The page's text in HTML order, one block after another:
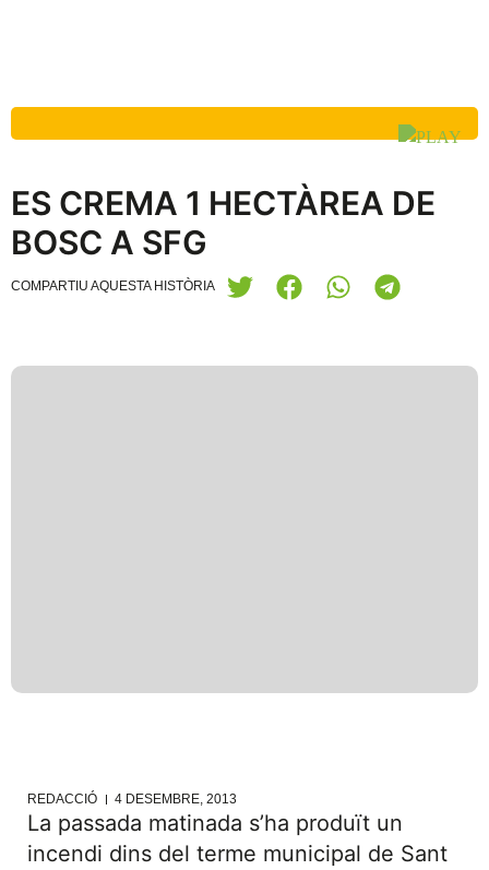
ES CREMA 1 HECTÀREA DE
BOSC A SFG
COMPARTIU AQUESTA HISTÒRIA
REDACCIÓ 4 DESEMBRE, 2013
La passada matinada s’ha produït un
incendi dins del terme municipal de Sant